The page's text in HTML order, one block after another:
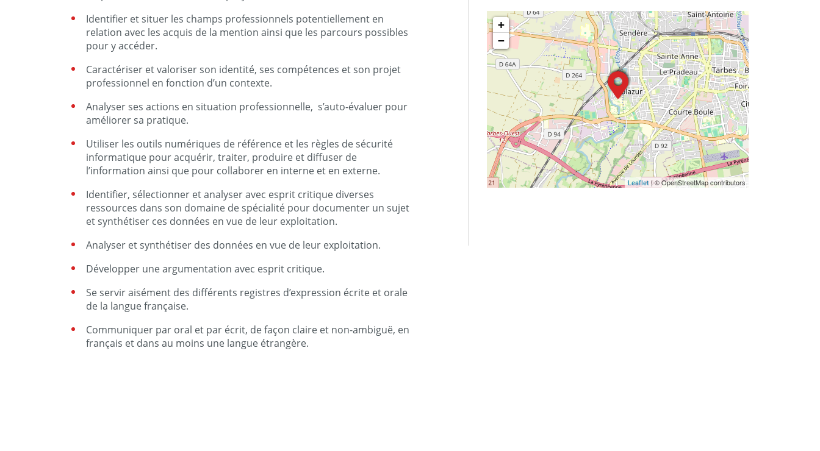
Identifier et situer les champs professionnels potentiellement en
relation avec les acquis de la mention ainsi que les parcours possibles
pour y accéder.
Caractériser et valoriser son identité, ses compétences et son projet
professionnel en fonction d’un contexte.
Analyser ses actions en situation professionnelle, s’auto-évaluer pour
améliorer sa pratique.
Utiliser les outils numériques de référence et les règles de sécurité
informatique pour acquérir, traiter, produire et diffuser de
l’information ainsi que pour collaborer en interne et en externe.
Identifier, sélectionner et analyser avec esprit critique diverses
ressources dans son domaine de spécialité pour documenter un sujet
et synthétiser ces données en vue de leur exploitation.
Analyser et synthétiser des données en vue de leur exploitation.
Développer une argumentation avec esprit critique.
Se servir aisément des différents registres d’expression écrite et orale
de la langue française.
Communiquer par oral et par écrit, de façon claire et non-ambiguë, en
français et dans au moins une langue étrangère.
+
−
Leaflet | © OpenStreetMap contributors